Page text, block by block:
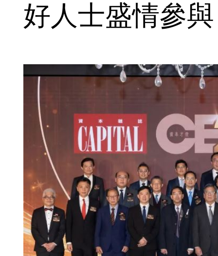
好人士盛情參